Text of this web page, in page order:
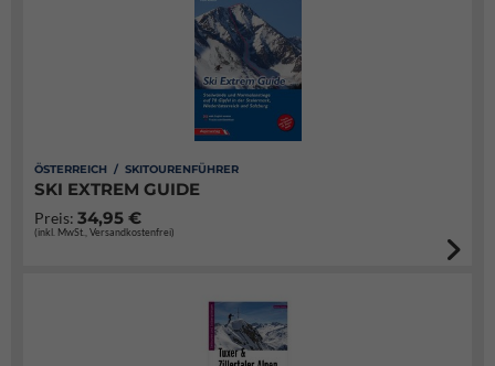
ÖSTERREICH / SKITOURENFÜHRER
SKI EXTREM GUIDE
Preis: 34,95 €
(inkl. MwSt., Versandkostenfrei)